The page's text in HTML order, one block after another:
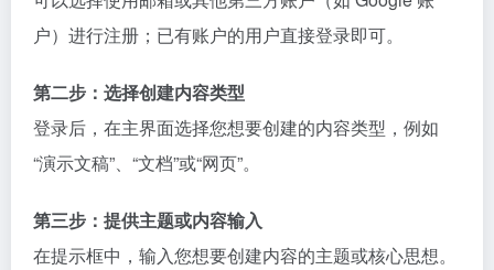
户）进行注册；已有账户的用户直接登录即可。
第二步：选择创建内容类型
登录后，在主界面选择您想要创建的内容类型，例如
“演示文稿”、“文档”或“网页”。
第三步：提供主题或内容输入
在提示框中，输入您想要创建内容的主题或核心思想。